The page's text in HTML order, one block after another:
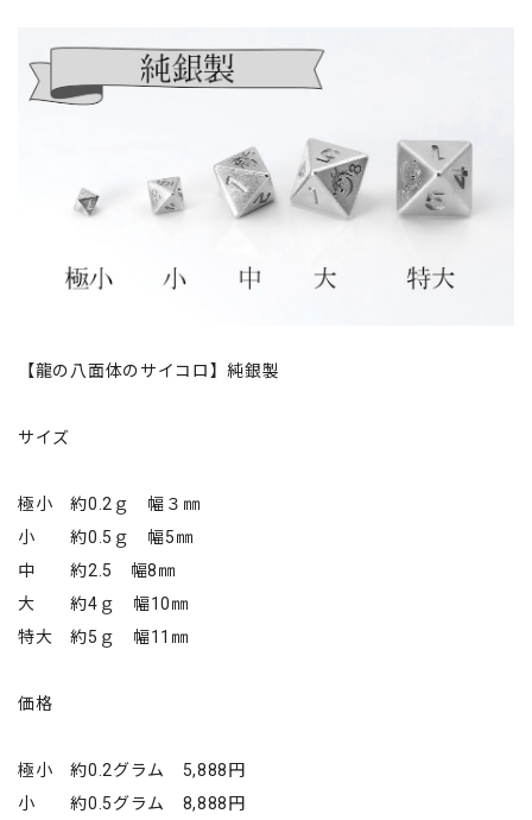
【龍の八面体のサイコロ】純銀製
サイズ
極小 約0.2ｇ 幅３㎜
小 約0.5ｇ 幅5㎜
中 約2.5 幅8㎜
大 約4ｇ 幅10㎜
特大 約5ｇ 幅11㎜
価格
極小 約0.2グラム 5,888円
小 約0.5グラム 8,888円